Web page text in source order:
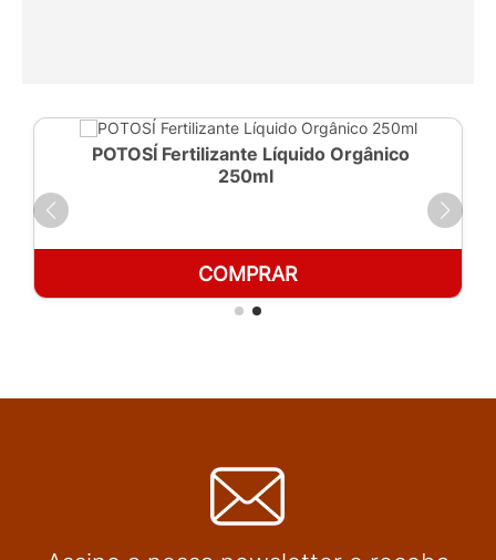
POTOSÍ Fertilizante Líquido Orgânico
250ml
COMPRAR